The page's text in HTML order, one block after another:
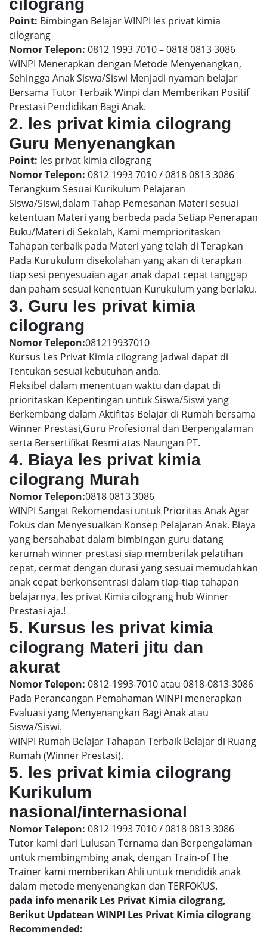
cilograng
Point: Bimbingan Belajar WINPI les privat kimia
cilograng
Nomor Telepon: 0812 1993 7010 – 0818 0813 3086
WINPI Menerapkan dengan Metode Menyenangkan,
Sehingga Anak Siswa/Siswi Menjadi nyaman belajar
Bersama Tutor Terbaik Winpi dan Memberikan Positif
Prestasi Pendidikan Bagi Anak.
2. les privat kimia cilograng
Guru Menyenangkan
Point: les privat kimia cilograng
Nomor Telepon: 0812 1993 7010 / 0818 0813 3086
Terangkum Sesuai Kurikulum Pelajaran
Siswa/Siswi,dalam Tahap Pemesanan Materi sesuai
ketentuan Materi yang berbeda pada Setiap Penerapan
Buku/Materi di Sekolah, Kami memprioritaskan
Tahapan terbaik pada Materi yang telah di Terapkan
Pada Kurukulum disekolahan yang akan di terapkan
tiap sesi penyesuaian agar anak dapat cepat tanggap
dan paham sesuai kenentuan Kurukulum yang berlaku.
3. Guru les privat kimia
cilograng
Nomor Telepon:081219937010
Kursus Les Privat Kimia cilograng Jadwal dapat di
Tentukan sesuai kebutuhan anda.
Fleksibel dalam menentuan waktu dan dapat di
prioritaskan Kepentingan untuk Siswa/Siswi yang
Berkembang dalam Aktifitas Belajar di Rumah bersama
Winner Prestasi,Guru Profesional dan Berpengalaman
serta Bersertifikat Resmi atas Naungan PT.
4. Biaya les privat kimia
cilograng Murah
Nomor Telepon:0818 0813 3086
WINPI Sangat Rekomendasi untuk Prioritas Anak Agar
Fokus dan Menyesuaikan Konsep Pelajaran Anak. Biaya
yang bersahabat dalam bimbingan guru datang
kerumah winner prestasi siap memberilak pelatihan
cepat, cermat dengan durasi yang sesuai memudahkan
anak cepat berkonsentrasi dalam tiap-tiap tahapan
belajarnya, les privat Kimia cilograng hub Winner
Prestasi aja.!
5. Kursus les privat kimia
cilograng Materi jitu dan
akurat
Nomor Telepon: 0812-1993-7010 atau 0818-0813-3086
Pada Perancangan Pemahaman WINPI menerapkan
Evaluasi yang Menyenangkan Bagi Anak atau
Siswa/Siswi.
WINPI Rumah Belajar Tahapan Terbaik Belajar di Ruang
Rumah (Winner Prestasi).
5. les privat kimia cilograng
Kurikulum
nasional/internasional
Nomor Telepon: 0812 1993 7010 / 0818 0813 3086
Tutor kami dari Lulusan Ternama dan Berpengalaman
untuk membingmbing anak, dengan Train-of The
Trainer kami memberikan Ahli untuk mendidik anak
dalam metode menyenangkan dan TERFOKUS.
pada info menarik Les Privat Kimia cilograng,
Berikut Updatean WINPI Les Privat Kimia cilograng
Recommended: